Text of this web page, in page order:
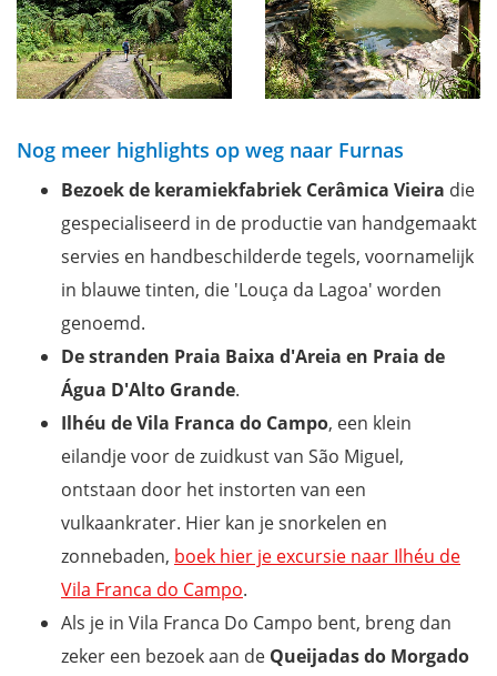
Nog meer highlights op weg naar Furnas
Bezoek de keramiekfabriek Cerâmica Vieira die
gespecialiseerd in de productie van handgemaakt
servies en handbeschilderde tegels, voornamelijk
in blauwe tinten, die 'Louça da Lagoa' worden
genoemd.
De stranden Praia Baixa d'Areia en Praia de
Água D'Alto Grande.
Ilhéu de Vila Franca do Campo, een klein
eilandje voor de zuidkust van São Miguel,
ontstaan door het instorten van een
vulkaankrater. Hier kan je snorkelen en
zonnebaden, boek hier je excursie naar Ilhéu de
Vila Franca do Campo.
Als je in Vila Franca Do Campo bent, breng dan
zeker een bezoek aan de Queijadas do Morgado